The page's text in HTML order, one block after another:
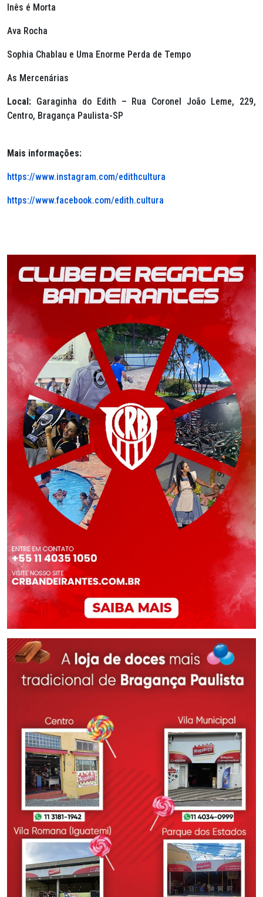
Inês é Morta
Ava Rocha
Sophia Chablau e Uma Enorme Perda de Tempo
As Mercenárias
Local: Garaginha do Edith – Rua Coronel João Leme, 229,
Centro, Bragança Paulista-SP
Mais informações:
https://www.instagram.com/edithcultura
https://www.facebook.com/edith.cultura